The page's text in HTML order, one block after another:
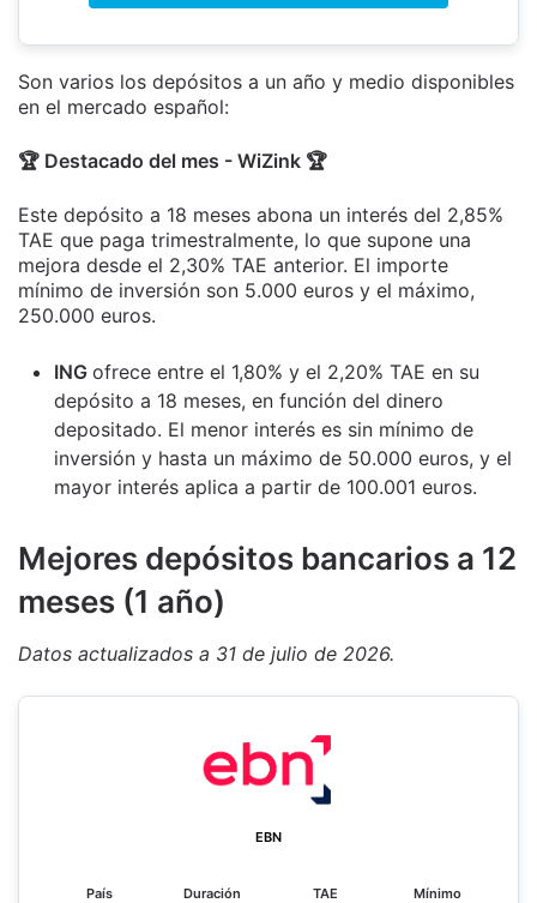
Son varios los depósitos a un año y medio disponibles
en el mercado español:
🏆 Destacado del mes - WiZink 🏆
Este depósito a 18 meses abona un interés del 2,85%
TAE que paga trimestralmente, lo que supone una
mejora desde el 2,30% TAE anterior. El importe
mínimo de inversión son 5.000 euros y el máximo,
250.000 euros.
ING ofrece entre el 1,80% y el 2,20% TAE en su
depósito a 18 meses, en función del dinero
depositado. El menor interés es sin mínimo de
inversión y hasta un máximo de 50.000 euros, y el
mayor interés aplica a partir de 100.001 euros.
Mejores depósitos bancarios a 12
meses (1 año)
Datos actualizados a 31 de julio de 2026.
EBN
País Duración TAE Mínimo